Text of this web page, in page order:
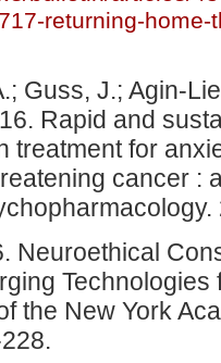
returning-home-
Guss, J.; Agin-
Rapid and
treatment for
cancer :
Neuroethical
the New York